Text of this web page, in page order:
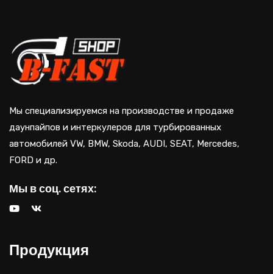
Мы специализируемся на производстве и продаже
даунпайпов и интеркулеров для турбированных
автомобилей VW, BMW, Skoda, AUDI, SEAT, Mercedes,
FORD и др.
Мы в соц. сетях:
Продукция